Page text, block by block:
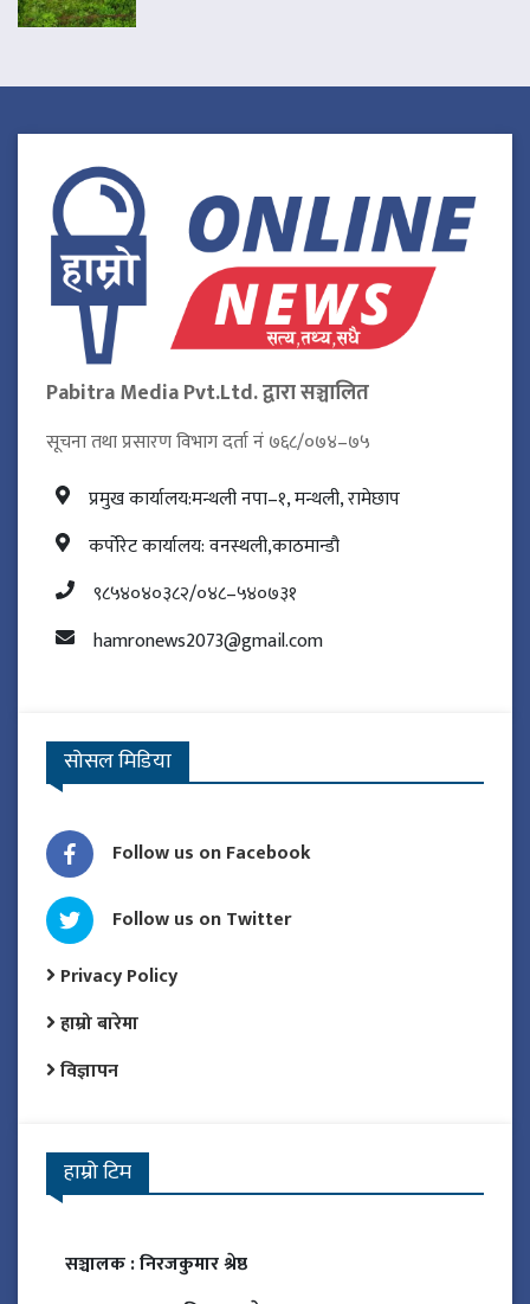
Pabitra Media Pvt.Ltd. द्वारा सञ्चालित
सूचना तथा प्रसारण विभाग दर्ता नं ७६८/०७४–७५
प्रमुख कार्यालय:मन्थली नपा–१, मन्थली, रामेछाप
कर्पोरेट कार्यालय: वनस्थली,काठमान्डौ
९८५४०४०३८२/०४८–५४०७३१
hamronews2073@gmail.com
सोसल मिडिया
Follow us on Facebook
Follow us on Twitter
Privacy Policy
हाम्रो बारेमा
विज्ञापन
हाम्रो टिम
सञ्चालक :निरजकुमार श्रेष्ठ